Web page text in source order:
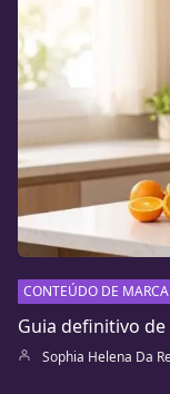
CONTEÚDO DE MARCA
Guia definitivo
Sophia Helena Da